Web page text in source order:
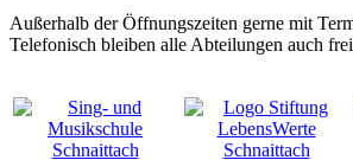
Außerhalb der Öffnungszeiten gerne mit
Telefonisch bleiben alle Abteilungen auch